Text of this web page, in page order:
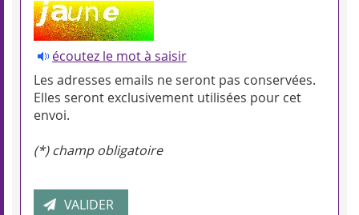
écoutez le mot à saisir
Les adresses emails ne seront pas conservées.
Elles seront exclusivement utilisées pour cet
envoi.
(*) champ obligatoire